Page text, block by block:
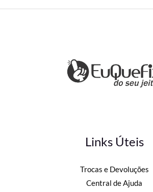
Links Úteis
Trocas e Devoluções
Central de Ajuda